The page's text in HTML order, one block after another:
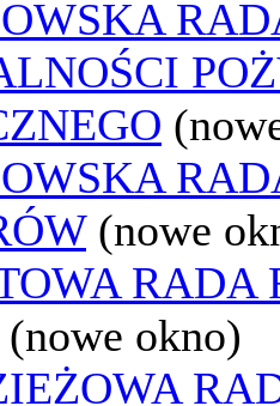
(nowe
RADA
(nowe okno)